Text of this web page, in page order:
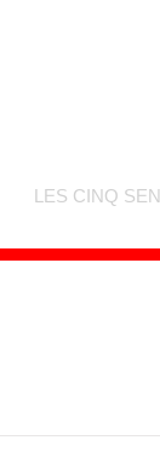
LES CINQ